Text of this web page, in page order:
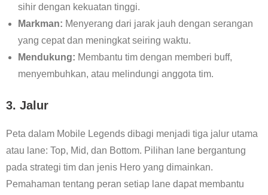
sihir dengan kekuatan tinggi.
Markman: Menyerang dari jarak jauh dengan serangan
yang cepat dan meningkat seiring waktu.
Mendukung: Membantu tim dengan memberi buff,
menyembuhkan, atau melindungi anggota tim.
3. Jalur
Peta dalam Mobile Legends dibagi menjadi tiga jalur utama
atau lane: Top, Mid, dan Bottom. Pilihan lane bergantung
pada strategi tim dan jenis Hero yang dimainkan.
Pemahaman tentang peran setiap lane dapat membantu